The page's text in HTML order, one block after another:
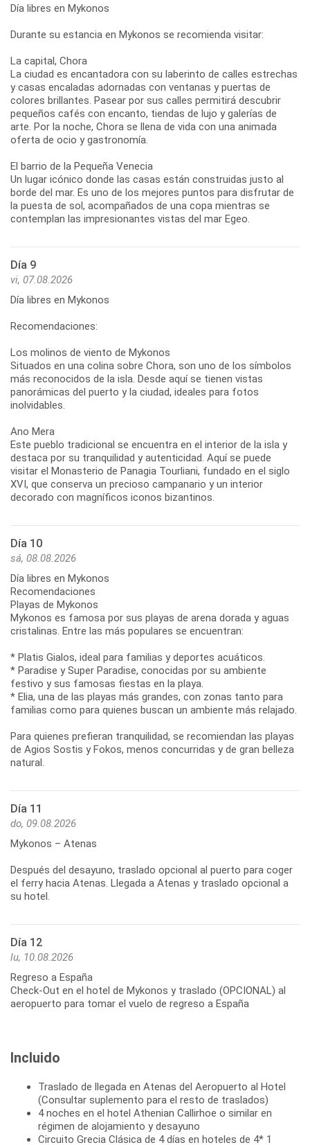
Día libres en Mykonos
Durante su estancia en Mykonos se recomienda visitar:
La capital, Chora
La ciudad es encantadora con su laberinto de calles estrechas
y casas encaladas adornadas con ventanas y puertas de
colores brillantes. Pasear por sus calles permitirá descubrir
pequeños cafés con encanto, tiendas de lujo y galerías de
arte. Por la noche, Chora se llena de vida con una animada
oferta de ocio y gastronomía.
El barrio de la Pequeña Venecia
Un lugar icónico donde las casas están construidas justo al
borde del mar. Es uno de los mejores puntos para disfrutar de
la puesta de sol, acompañados de una copa mientras se
Día 9
vi, 07.08.2026
Día libres en Mykonos
Recomendaciones:
Los molinos de viento de Mykonos
Situados en una colina sobre Chora, son uno de los símbolos
más reconocidos de la isla. Desde aquí se tienen vistas
panorámicas del puerto y la ciudad, ideales para fotos
inolvidables.
Ano Mera
Este pueblo tradicional se encuentra en el interior de la isla y
destaca por su tranquilidad y autenticidad. Aquí se puede
visitar el Monasterio de Panagia Tourliani, fundado en el siglo
XVI, que conserva un precioso campanario y un interior
decorado con magníficos iconos bizantinos.
Día 10
sá, 08.08.2026
Día libres en Mykonos
Recomendaciones
Playas de Mykonos
Mykonos es famosa por sus playas de arena dorada y aguas
cristalinas. Entre las más populares se encuentran:
* Platis Gialos, ideal para familias y deportes acuáticos.
* Paradise y Super Paradise, conocidas por su ambiente
festivo y sus famosas fiestas en la playa.
* Elia, una de las playas más grandes, con zonas tanto para
familias como para quienes buscan un ambiente más relajado.
Para quienes prefieran tranquilidad, se recomiendan las playas
de Agios Sostis y Fokos, menos concurridas y de gran belleza
Día 11
do, 09.08.2026
Mykonos – Atenas
Después del desayuno, traslado opcional al puerto para coger
el ferry hacia Atenas. Llegada a Atenas y traslado opcional a
Día 12
lu, 10.08.2026
Regreso a España
Check-Out en el hotel de Mykonos y traslado (OPCIONAL) al
aeropuerto para tomar el vuelo de regreso a España
Incluido
Traslado de llegada en Atenas del Aeropuerto al Hotel
(Consultar suplemento para el resto de traslados)
4 noches en el hotel Athenian Callirhoe o similar en
régimen de alojamiento y desayuno
Circuito Grecia Clásica de 4 días en hoteles de 4* 1